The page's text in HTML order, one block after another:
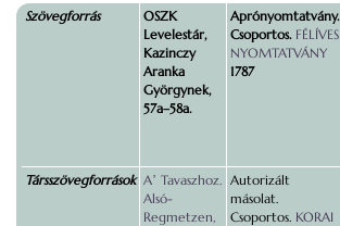
Szövegforrás
OSZK
Levelestár,
Kazinczy
Aranka
Györgynek,
57a–58a.
Aprónyomtatvány.
Csoportos. FÉLÍVES
NYOMTATVÁNY
1787
Társszövegforrások Aʼ Tavaszhoz.
Alsó-
Regmetzen,
Autorizált
másolat.
Csoportos. KORAI